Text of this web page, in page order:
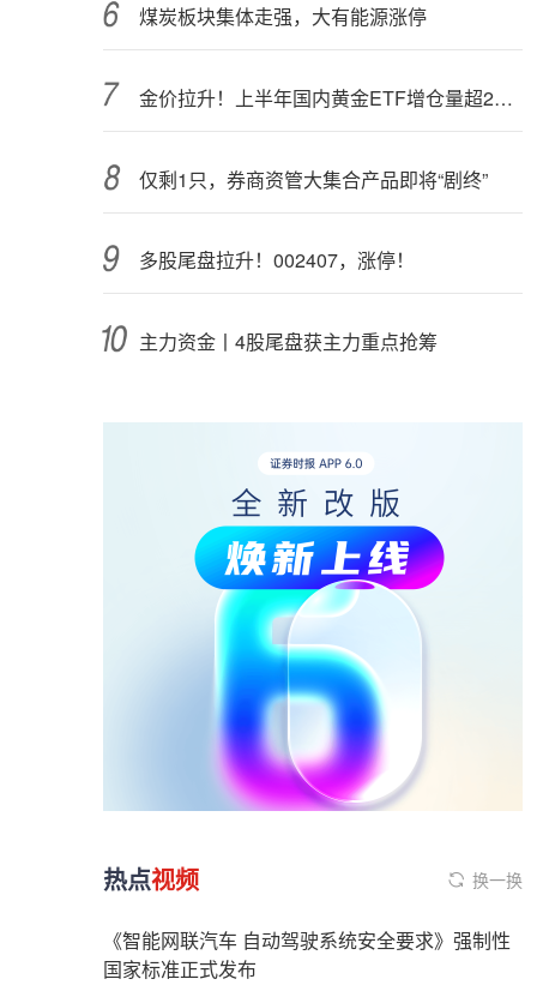
煤炭板块集体走强，大有能源涨停
金价拉升！上半年国内黄金ETF增仓量超28吨
仅剩1只，券商资管大集合产品即将“剧终”
多股尾盘拉升！002407，涨停！
主力资金丨4股尾盘获主力重点抢筹
热点视频 换一换
《智能网联汽车 自动驾驶系统安全要求》强制性
国家标准正式发布